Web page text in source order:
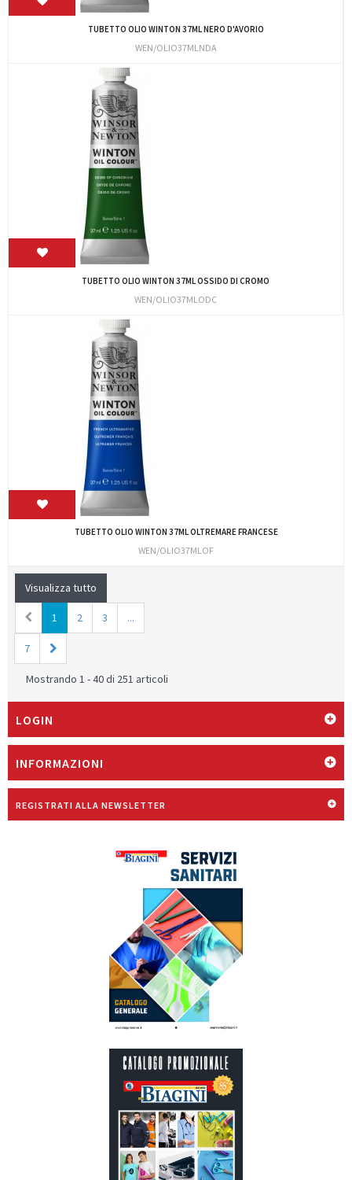
TUBETTO OLIO WINTON 37ML NERO D'AVORIO
WEN/OLIO37MLNDA
TUBETTO OLIO WINTON 37ML OSSIDO DI CROMO
WEN/OLIO37MLODC
TUBETTO OLIO WINTON 37ML OLTREMARE FRANCESE
WEN/OLIO37MLOF
Visualizza tutto
1 2 3 ...
7
Mostrando 1 - 40 di 251 articoli
LOGIN
INFORMAZIONI
REGISTRATI ALLA NEWSLETTER